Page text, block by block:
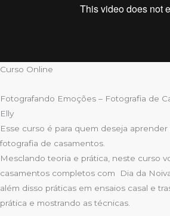
Curso Online
Fotografando Emoções – Fotografia de
Elly
Esse curso é para quem deseja aprender
fotografia de casamentos.
Mesclando teoria e prática, neste curso
casamentos completos com Dia da
além disso práticas em ensaios casal e
prática e mostrando as técnicas.